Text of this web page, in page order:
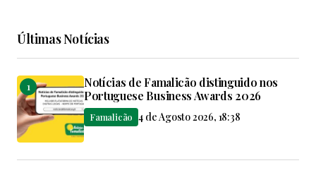
Últimas Notícias
Notícias de Famalicão distinguido nos
Portuguese Business Awards 2026
Famalicão 4 de Agosto 2026, 18:38